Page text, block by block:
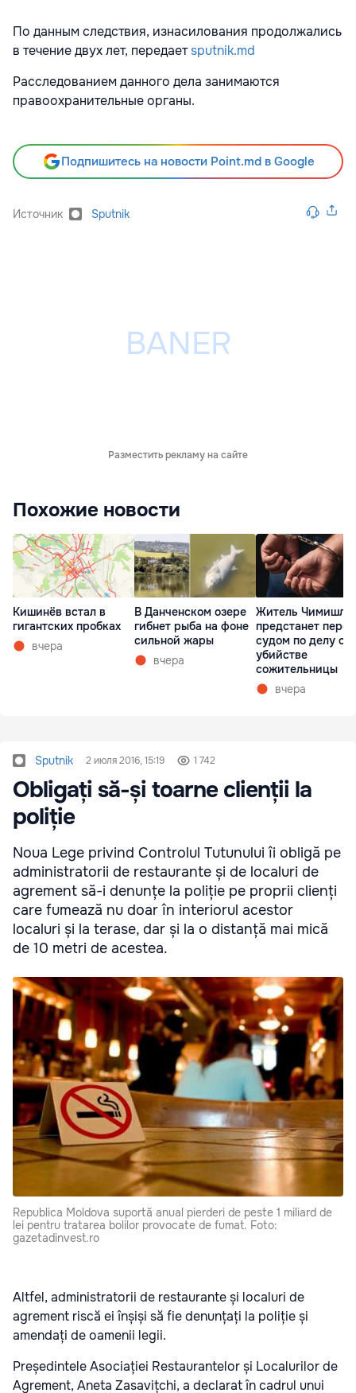
По данным следствия, изнасилования продолжались
в течение двух лет, перeдаетsputnik.md
Расследованием данного дела занимаются
правоохранительные органы.
Подпишитесь на новости Point.md в Google
Источник Sputnik
Разместить рекламу на сайте
Похожие новости
Кишинёв встал в
гигантских пробках
вчера
В Данченском озере
гибнет рыба на фоне
сильной жары
вчера
Житель
предстанет перед
судом по делу об
убийстве
сожительницы
вчера
Sputnik 2 июля 2016, 15:19 1 742
Obligați să-și toarne clienții la
poliție
Noua Lege privind Controlul Tutunului îi obligă pe
administratorii de restaurante și de localuri de
agrement să-i denunțe la poliție pe proprii clienți
care fumează nu doar în interiorul acestor
localuri și la terase, dar și la o distanță mai mică
de 10 metri de acestea.
Republica Moldova suportă anual pierderi de peste 1 miliard de
lei pentru tratarea bolilor provocate de fumat. Foto:
gazetadinvest.ro
Altfel, administratorii de restaurante și localuri de
agrement riscă ei înșiși să fie denunțați la poliție și
amendați de oamenii legii.
Președintele Asociației Restaurantelor și Localurilor de
Agrement, Aneta Zasavițchi, a declarat în cadrul unui